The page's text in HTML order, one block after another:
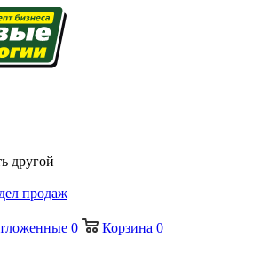
другой
продаж
0 Корзина 0